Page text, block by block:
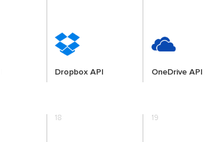
Dropbox API OneDrive API
18 19